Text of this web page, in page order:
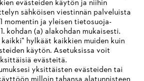
WIRD NICHT
den wir noch nicht unterstützen. Für
unserer Seite empfehlen wir Ihnen, zu
zu wechseln:
evästeiden käytön ja niihin
sähköisen viestinnän palveluista
momentin ja yleisen tietosuoja-
kohdan (a) alakohdan mukaisesti.
hylkäät kaikkien muiden kuin
käytön. Asetuksissa voit
evästeitä.
yksittäisten evästeiden tai